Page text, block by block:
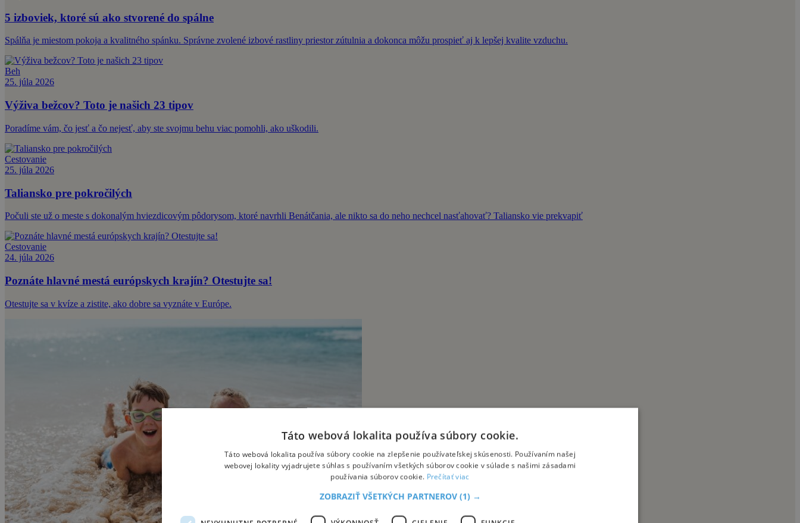
5 izboviek, ktoré sú ako stvorené do spálne
Spálňa je miestom pokoja a kvalitného spánku. Správne zvolené izbové rastliny priestor zútulnia a dokonca môžu prospieť aj k lepšej kvalite vzduchu.
Beh
25. júla 2026
Výživa bežcov? Toto je našich 23 tipov
Poradíme vám, čo jesť a čo nejesť, aby ste svojmu behu viac pomohli, ako uškodili.
Cestovanie
25. júla 2026
Taliansko pre pokročilých
Počuli ste už o meste s dokonalým hviezdicovým pôdorysom, ktoré navrhli Benátčania, ale nikto sa do neho nechcel nasťahovať? Taliansko vie prekvapiť
Cestovanie
24. júla 2026
Poznáte hlavné mestá európskych krajín? Otestujte sa!
Otestujte sa v kvíze a zistite, ako dobre sa vyznáte v Európe.
Táto webová lokalita používa súbory cookie.
Táto webová lokalita používa súbory cookie na zlepšenie používateľskej skúsenosti. Používaním našej
webovej lokality vyjadrujete súhlas s používaním všetkých súborov cookie v súlade s našimi zásadami
používania súborov cookie. Prečítať viac
ZOBRAZIŤ VŠETKÝCH PARTNEROV (1) →